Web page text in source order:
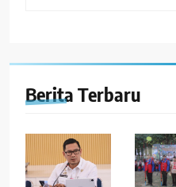
Berita Terbaru